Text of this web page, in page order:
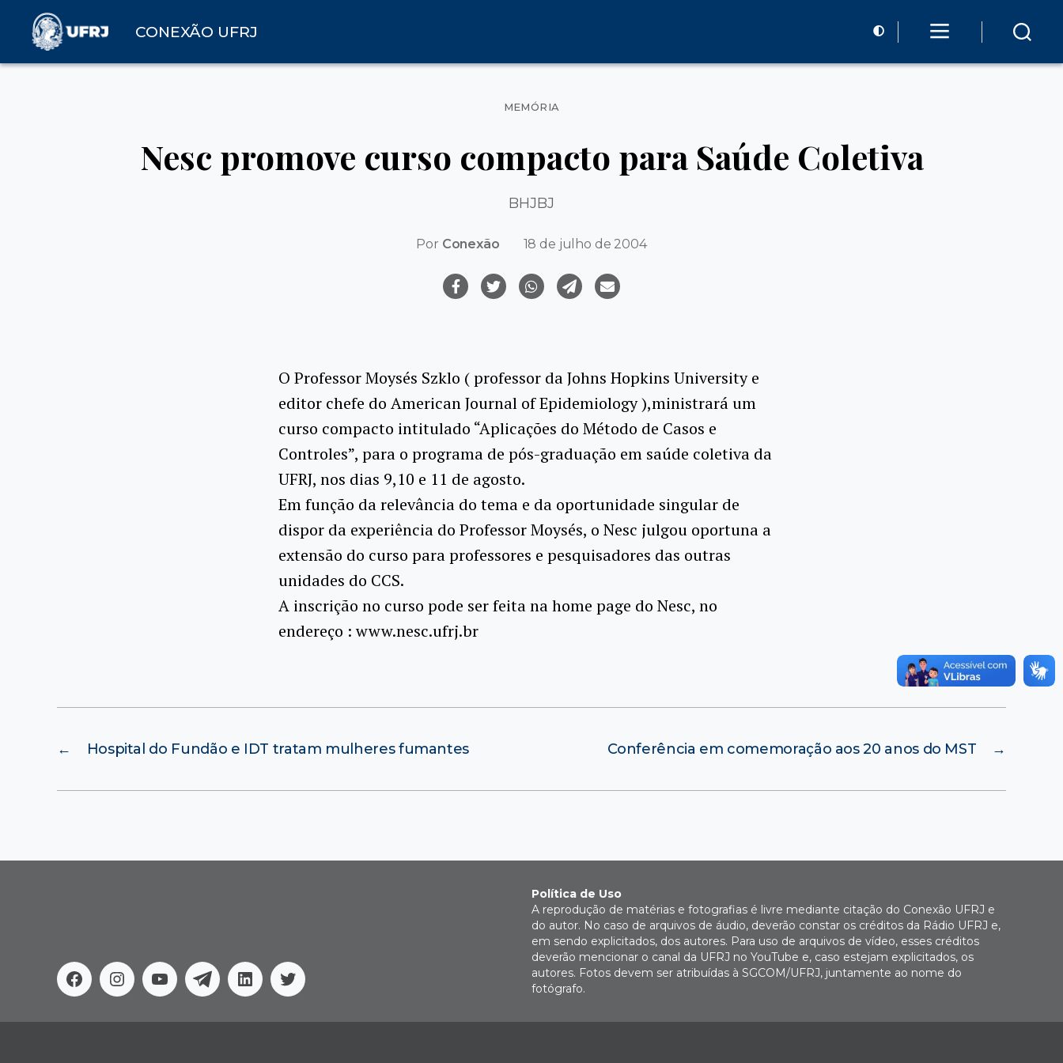
CONEXÃO UFRJ
Categorias
MEMÓRIA
Nesc promove curso compacto para Saúde Coletiva
BHJBJ
Por Conexão 18 de julho de 2004
O Professor Moysés Szklo ( professor da Johns Hopkins University e
editor chefe do American Journal of Epidemiology ),ministrará um
curso compacto intitulado “Aplicações do Método de Casos e
Controles”, para o programa de pós-graduação em saúde coletiva da
UFRJ, nos dias 9,10 e 11 de agosto.
Em função da relevância do tema e da oportunidade singular de
dispor da experiência do Professor Moysés, o Nesc julgou oportuna a
extensão do curso para professores e pesquisadores das outras
unidades do CCS.
A inscrição no curso pode ser feita na home page do Nesc, no
endereço : www.nesc.ufrj.br
← Hospital do Fundão e IDT tratam mulheres fumantes →
Conferência em comemoração aos 20 anos do MST
FacebookInstagram
YoutubeTelegramLinkedinTwitter
Política de Uso
A reprodução de matérias e fotografias é livre mediante citação do Conexão UFRJ e
do autor. No caso de arquivos de áudio, deverão constar os créditos da Rádio UFRJ e,
em sendo explicitados, dos autores. Para uso de arquivos de vídeo, esses créditos
deverão mencionar o canal da UFRJ no YouTube e, caso estejam explicitados, os
autores. Fotos devem ser atribuídas à SGCOM/UFRJ, juntamente ao nome do
fotógrafo.